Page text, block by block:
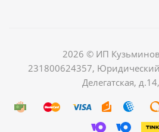
2026 © ИП
231800624357, Юридический
Делегатская,